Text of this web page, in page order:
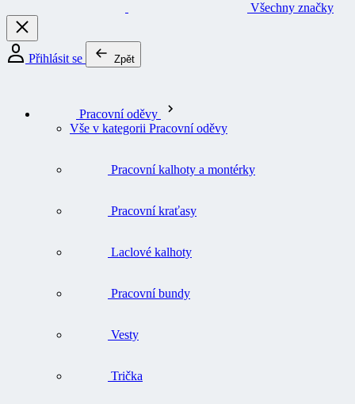
Všechny značky
Přihlásit se Zpět
Pracovní oděvy
Vše v kategorii Pracovní oděvy
Pracovní kalhoty a montérky
Pracovní kraťasy
Laclové kalhoty
Pracovní bundy
Vesty
Trička